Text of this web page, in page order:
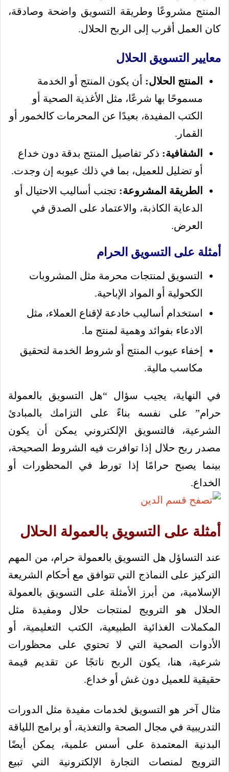
المنتج مشروعًا وطريقة التسويق واضحة وصادقة،
كان العمل أقرب إلى الربح الحلال.
معايير التسويق الحلال
المنتج الحلال: أن يكون المنتج أو الخدمة
مسموحًا بها شرعًا، مثل الأغذية الصحية أو
الكتب المفيدة، بعيدًا عن المحرمات كالخمور أو
القمار.
الشفافية: ذكر تفاصيل المنتج بدقة دون خداع
أو تضليل للعميل، بما في ذلك عيوبه إن وجدت.
الطريقة المشروعة: تجنب أساليب الاحتيال أو
الدعاية الكاذبة، والاعتماد على الصدق في
العرض.
أمثلة على التسويق الحرام
التسويق لمنتجات محرمة مثل المشروبات
الكحولية أو المواد الإباحية.
استخدام أساليب خادعة لإقناع العملاء، مثل
الادعاء بفوائد وهمية لمنتج ما.
إخفاء عيوب المنتج أو شروط الخدمة لتحقيق
مكاسب مالية.
في النهاية، يجيب سؤال “هل التسويق بالعمولة
حرام” على نفسه بناءً على التزامك بالمبادئ
الشرعية، فالتسويق الإلكتروني يمكن أن يكون
مصدر ربح حلال إذا توافرت فيه الشروط الصحيحة،
بينما يصبح حرامًا إذا تورط في المحظورات أو
الخداع.
أمثلة على التسويق بالعمولة الحلال
عند التساؤل هل التسويق بالعمولة حرام، من المهم
التركيز على النماذج التي تتوافق مع أحكام الشريعة
الإسلامية، من أبرز الأمثلة على التسويق بالعمولة
الحلال هو الترويج لمنتجات حلال ومفيدة مثل
المكملات الغذائية الطبيعية، الكتب التعليمية، أو
الأدوات الصحية التي لا تحتوي على محظورات
شرعية، هنا، يكون الربح ناتجًا عن تقديم قيمة
حقيقية للعميل دون غش أو خداع.
مثال آخر هو التسويق لخدمات مفيدة مثل الدورات
التدريبية في مجال الصحة والتغذية، أو برامج اللياقة
البدنية المعتمدة على أسس علمية، يمكن أيضًا
الترويج لمنصات التجارة الإلكترونية التي تبيع